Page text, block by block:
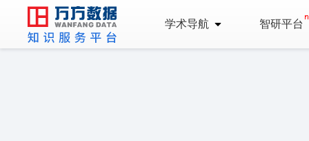
学术导航 智研平台